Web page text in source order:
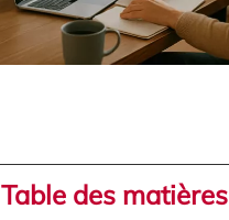
Table des matières